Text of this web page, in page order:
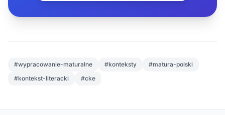
#wypracowanie-maturalne #konteksty
#matura-polski
#kontekst-literacki
#cke